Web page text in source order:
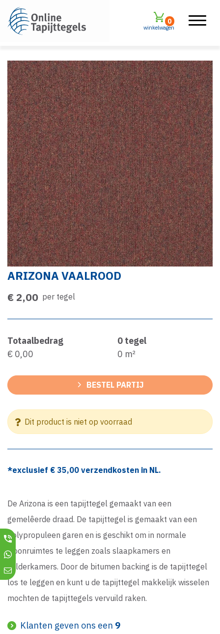
winkelwagen
0
ARIZONA VAALROOD
€ 2,00 per tegel
Totaalbedrag
€ 0,00
0 tegel
0 m²
BESTEL PARTIJ
Dit product is niet op voorraad
*exclusief € 35,00 verzendkosten in NL.
De Arizona is een tapijttegel gemaakt van een
gemelêerde draad. De tapijttegel is gemaakt van een
polypropuleen garen en is geschikt om in normale
woonruimtes te leggen zoals slaapkamers en
zolderkamers. Door de bitumen backing is de tapijttegel
los te leggen en kunt u de tapijttegel makkelijk wisselen
mochten de tapijttegels vervuild raken.
Klanten geven ons een 9